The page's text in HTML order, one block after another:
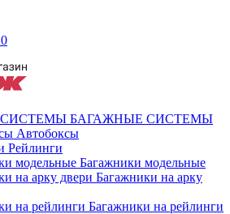
0
БАГАЖНЫЕ СИСТЕМЫ
Автобоксы
Рейлинги
Багажники модельные
Багажники на арку
Багажники на рейлинги